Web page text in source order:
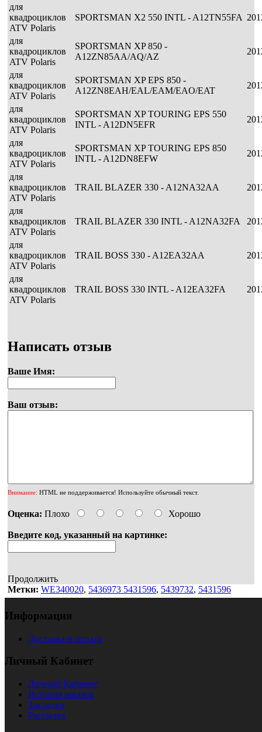
для
квадроциклов
ATV Polaris
SPORTSMAN X2 550 INTL - A12TN55FA
для
квадроциклов
ATV Polaris
SPORTSMAN XP 850 -
A12ZN85AA/AQ/AZ
для
квадроциклов
ATV Polaris
SPORTSMAN XP EPS 850 -
A12ZN8EAH/EAL/EAM/EAO/EAT
для
квадроциклов
ATV Polaris
SPORTSMAN XP TOURING EPS 550
INTL - A12DN5EFR
для
квадроциклов
ATV Polaris
SPORTSMAN XP TOURING EPS 850
INTL - A12DN8EFW
для
квадроциклов
ATV Polaris
TRAIL BLAZER 330 - A12NA32AA
для
квадроциклов
ATV Polaris
TRAIL BLAZER 330 INTL - A12NA32FA
для
квадроциклов
ATV Polaris
TRAIL BOSS 330 - A12EA32AA
для
квадроциклов
ATV Polaris
TRAIL BOSS 330 INTL - A12EA32FA
Написать отзыв
Ваше Имя:
Ваш отзыв:
Внимание: HTML не поддерживается! Используйте обычный текст.
Оценка: Плохо Хорошо
Введите код, указанный на картинке:
Продолжить
Метки: WE340020, 5436973 5431596, 5439732, 5431596
Информация
Доставка и оплата
Личный Кабинет
Личный Кабинет
История заказов
Закладки
Рассылка